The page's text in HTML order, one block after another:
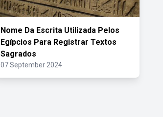
Nome Da Escrita Utilizada Pelos
Egípcios Para Registrar Textos
Sagrados
07 September 2024